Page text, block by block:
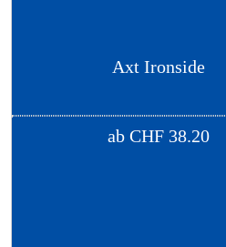
Axt Ironside
ab CHF 38.20